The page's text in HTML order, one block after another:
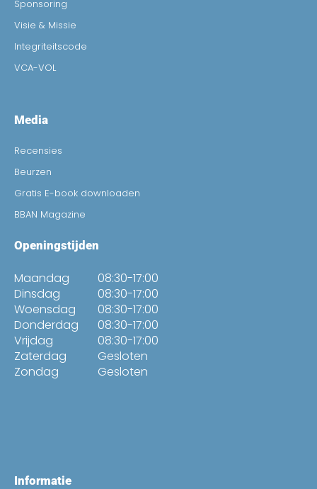
Sponsoring
Visie & Missie
Integriteitscode
VCA-VOL
Media
Recensies
Beurzen
Gratis E-book downloaden
BBAN Magazine
Openingstijden
Maandag
Dinsdag
Woensdag
Donderdag
Vrijdag
Zaterdag
Zondag
08:30-17:00
08:30-17:00
08:30-17:00
08:30-17:00
08:30-17:00
Gesloten
Gesloten
Informatie